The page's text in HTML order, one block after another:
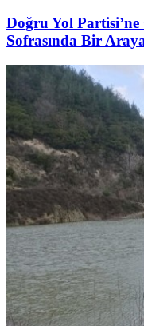
Doğru Yol
Sofrasında Bir